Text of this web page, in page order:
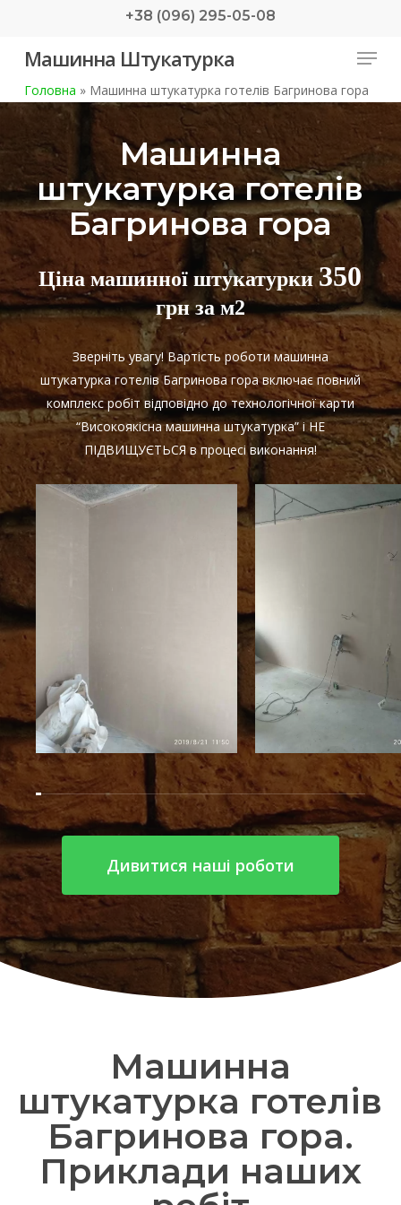
main
+38 (096) 295-05-08
Машинна Штукатурка Menu
Головна »Машинна штукатурка готелів Багринова гора
Машинна
штукатурка готелів
Багринова гора
Ціна машинної штукатурки350
грн за м2
Зверніть увагу! Вартість роботи машинна
штукатурка готелів Багринова гора включає повний
комплекс робіт відповідно до технологічної карти
“Високоякісна машинна штукатурка” і НЕ
ПІДВИЩУЄТЬСЯ в процесі виконання!
Дивитися наші роботи
Машинна
штукатурка готелів
Багринова гора.
Приклади наших